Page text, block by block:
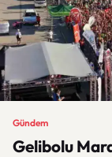
Gündem
Gelibolu